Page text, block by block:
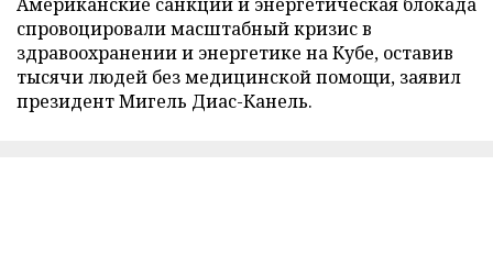
спровоцировали масштабный кризис в
здравоохранении и энергетике на Кубе, оставив
тысячи людей без медицинской помощи, заявил
президент Мигель Диас-Канель.